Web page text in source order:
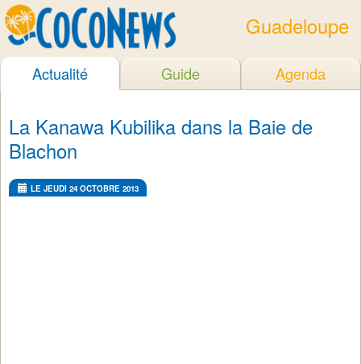
Guadeloupe
Actualité Guide Agenda
La Kanawa Kubilika dans la Baie de
Blachon
LE JEUDI 24 OCTOBRE 2013